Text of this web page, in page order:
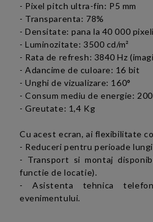
- Pixel pitch ultra-fin: P5 mm
- Transparenta: 78%
- Densitate: pana la 40 000
- Luminozitate: 3500 cd/m²
- Rata de refresh: 3840 Hz
- Adancime de culoare: 16 bit
- Unghi de vizualizare: 160°
- Consum mediu de energie:
- Greutate: 1,4 Kg
Cu acest ecran, ai flexibilitate
- Reduceri pentru perioade
- Transport si montaj
functie de locatie).
- Asistenta tehnica
evenimentului.